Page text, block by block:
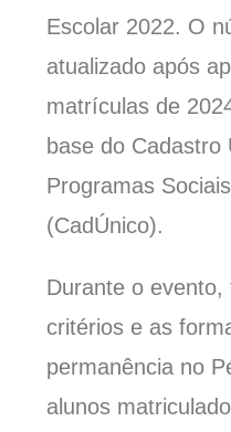
Escolar 2022. O
atualizado após
matrículas de
base do Cadastro
Programas
(CadÚnico).
Durante o evento,
critérios e as
permanência no
alunos